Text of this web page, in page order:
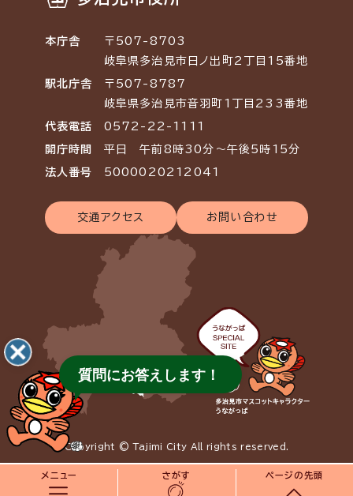
メニュー さがす ページの先頭
本庁舎
〒507-8703
岐阜県多治見市日ノ出町2丁目15番地
駅北庁舎
〒507-8787
岐阜県多治見市音羽町1丁目233番地
代表電話 0572-22-1111
開庁時間 平日 午前8時30分～午後5時15分
法人番号 5000020212041
交通アクセス お問い合わせ
Copyright © Tajimi City All rights reserved.
質問にお答えします！